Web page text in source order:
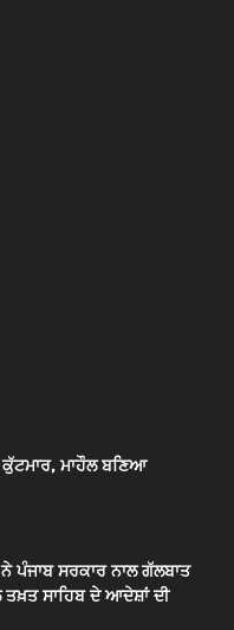
ਮਾਹੌਲ ਬਣਿਆ
ਪੰਜਾਬ ਸਰਕਾਰ ਨਾਲ ਗੱਲਬਾਤ
ਸਾਹਿਬ ਦੇ ਆਦੇਸ਼ਾਂ ਦੀ